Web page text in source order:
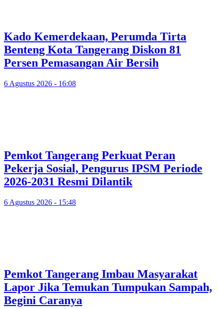
Kado Kemerdekaan, Perumda Tirta
Benteng Kota Tangerang Diskon 81
Persen Pemasangan Air Bersih
6 Agustus 2026 - 16:08
Pemkot Tangerang Perkuat Peran
Pekerja Sosial, Pengurus IPSM Periode
2026-2031 Resmi Dilantik
6 Agustus 2026 - 15:48
Pemkot Tangerang Imbau Masyarakat
Lapor Jika Temukan Tumpukan Sampah,
Begini Caranya